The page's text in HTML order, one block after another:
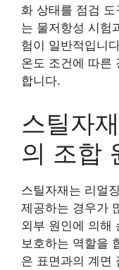
화 상태를 점검
는 물저항성 시험
험이 일반적입니
온도 조건에 따른
합니다.
스틸자
의 조합
스틸자재는 리얼
제공하는 경우가
외부 원인에 의해
보호하는 역할을
은 표면과의 계면